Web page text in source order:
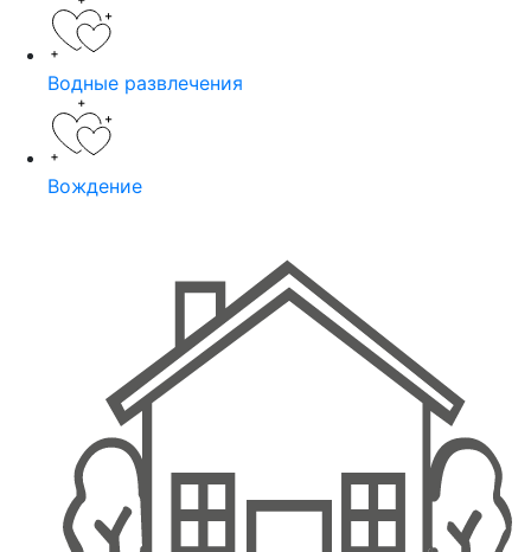
Водные развлечения
Вождение